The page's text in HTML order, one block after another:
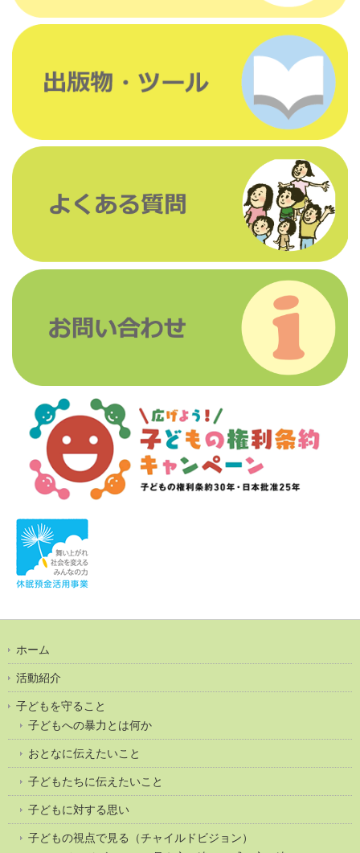
ホーム
活動紹介
子どもを守ること
子どもへの暴力とは何か
おとなに伝えたいこと
子どもたちに伝えたいこと
子どもに対する思い
子どもの視点で見る（チャイルドビジョン）